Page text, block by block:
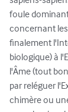
foule
concernant
finalement
biologique) à
l'Âme (tout
par reléguer
chimère ou